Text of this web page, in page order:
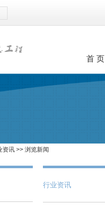
首 页
资讯 >> 浏览新闻
行业资讯